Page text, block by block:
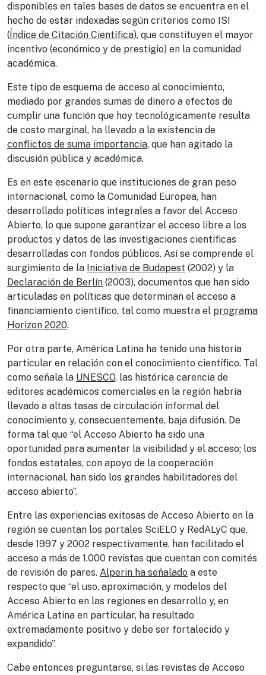
disponibles en tales bases de datos se encuentra en el
hecho de estar indexadas según criterios como ISI
(Índice de Citación Científica), que constituyen el mayor
incentivo (económico y de prestigio) en la comunidad
académica.
Este tipo de esquema de acceso al conocimiento,
mediado por grandes sumas de dinero a efectos de
cumplir una función que hoy tecnológicamente resulta
de costo marginal, ha llevado a la existencia de
conflictos de suma importancia, que han agitado la
discusión pública y académica.
Es en este escenario que instituciones de gran peso
internacional, como la Comunidad Europea, han
desarrollado políticas integrales a favor del Acceso
Abierto, lo que supone garantizar el acceso libre a los
productos y datos de las investigaciones científicas
desarrolladas con fondos públicos. Así se comprende el
surgimiento de la Iniciativa de Budapest (2002) y la
Declaración de Berlín (2003), documentos que han sido
articuladas en políticas que determinan el acceso a
financiamiento científico, tal como muestra el programa
Horizon 2020.
Por otra parte, América Latina ha tenido una historia
particular en relación con el conocimiento científico. Tal
como señala la UNESCO, las histórica carencia de
editores académicos comerciales en la región habría
llevado a altas tasas de circulación informal del
conocimiento y, consecuentemente, baja difusión. De
forma tal que “el Acceso Abierto ha sido una
oportunidad para aumentar la visibilidad y el acceso; los
fondos estatales, con apoyo de la cooperación
internacional, han sido los grandes habilitadores del
acceso abierto”.
Entre las experiencias exitosas de Acceso Abierto en la
región se cuentan los portales SciELO y RedALyC que,
desde 1997 y 2002 respectivamente, han facilitado el
acceso a más de 1.000 revistas que cuentan con comités
de revisión de pares. Alperin ha señalado a este
respecto que “el uso, aproximación, y modelos del
Acceso Abierto en las regiones en desarrollo y, en
América Latina en particular, ha resultado
extremadamente positivo y debe ser fortalecido y
expandido”.
Cabe entonces preguntarse, si las revistas de Acceso